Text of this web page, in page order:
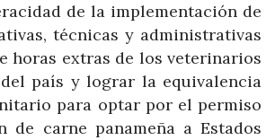
de la implementación de
técnicas y administrativas
horas extras de los veterinarios
país y lograr la equivalencia
para optar por el permiso
de carne panameña a Estados